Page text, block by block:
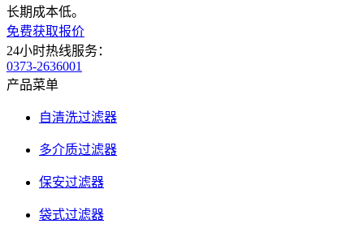
长期成本低。
免费获取报价
24小时热线服务：
0373-2636001
产品菜单
自清洗过滤器
多介质过滤器
保安过滤器
袋式过滤器